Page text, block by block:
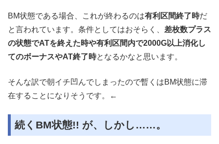
BM状態である場合、これが終わるのは有利区間終了時だ
と言われています。条件としてはおそらく、 差枚数プラス
の状態でATを終えた時や有利区間内で2000G以上消化し
てのボーナスやAT終了時となるかなと思います。
そんな訳で朝イチ凹んでしまったので暫くはBM状態に滞
在することになりそうです。←
続くBM状態!! が、しかし……。